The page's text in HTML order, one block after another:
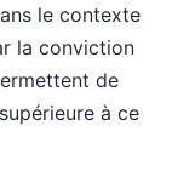
le contexte
la conviction
de
à ce